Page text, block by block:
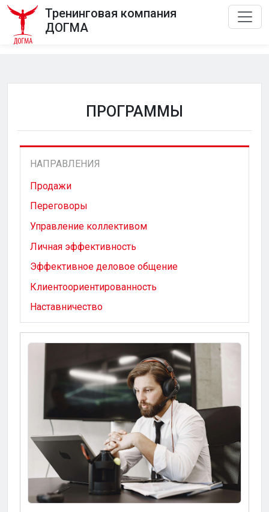
Тренинговая компания
ДОГМА
ПРОГРАММЫ
НАПРАВЛЕНИЯ
Продажи
Переговоры
Управление коллективом
Личная эффективность
Эффективное деловое общение
Клиентоориентированность
Наставничество